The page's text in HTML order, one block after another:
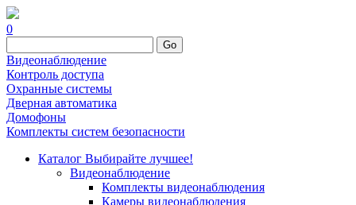
0
Go
Видеонаблюдение
Контроль доступа
Охранные системы
Дверная автоматика
Домофоны
Комплекты систем безопасности
Каталог Выбирайте лучшее!
Видеонаблюдение
Комплекты видеонаблюдения
Камеры видеонаблюдения